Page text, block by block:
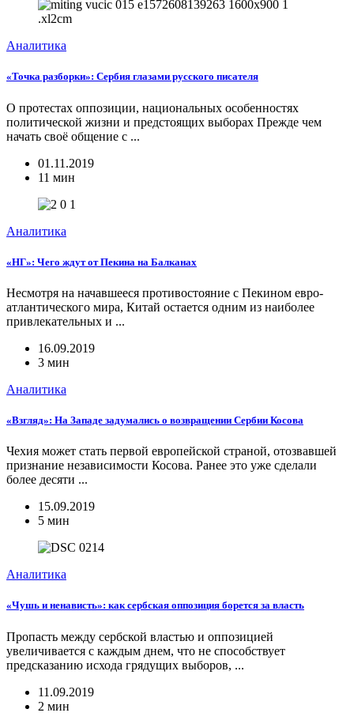
Аналитика
«Точка разборки»: Сербия глазами русского писателя
О протестах оппозиции, национальных особенностях
политической жизни и предстоящих выборах Прежде чем
начать своё общение с ...
01.11.2019
11 мин
Аналитика
«НГ»: Чего ждут от Пекина на Балканах
Несмотря на начавшееся противостояние с Пекином евро-
атлантического мира, Китай остается одним из наиболее
привлекательных и ...
16.09.2019
3 мин
Аналитика
«Взгляд»: На Западе задумались о возвращении Сербии Косова
Чехия может стать первой европейской страной, отозвавшей
признание независимости Косова. Ранее это уже сделали
более десяти ...
15.09.2019
5 мин
Аналитика
«Чушь и ненависть»: как сербская оппозиция борется за власть
Пропасть между сербской властью и оппозицией
увеличивается с каждым днем, что не способствует
предсказанию исхода грядущих выборов, ...
11.09.2019
2 мин